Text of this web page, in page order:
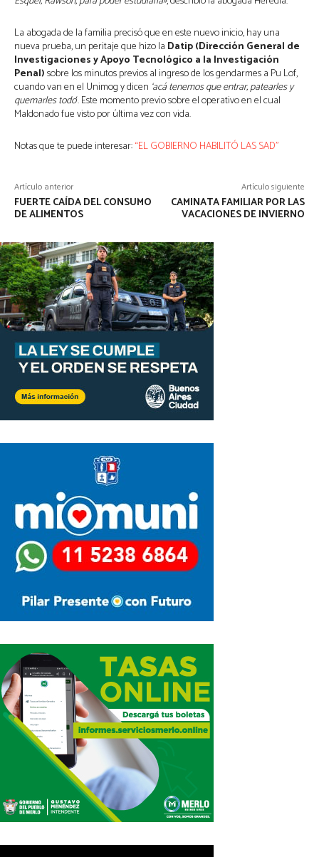
La abogada de la familia precisó que en este nuevo inicio, hay una
nueva prueba, un peritaje que hizo la Datip (Dirección General de
Investigaciones y Apoyo Tecnológico a la Investigación
Penal)sobre los minutos previos al ingreso de los gendarmes a Pu Lof,
cuando van en el Unimog y dicen ‘acá tenemos que entrar, patearles y
quemarles todo‘. Este momento previo sobre el operativo en el cual
Maldonado fue visto por última vez con vida.
Notas que te puede interesar:“EL GOBIERNO HABILITÓ LAS SAD”
Artículo anterior
FUERTE CAÍDA DEL CONSUMO
DE ALIMENTOS
Artículo siguiente
CAMINATA FAMILIAR POR LAS
VACACIONES DE INVIERNO